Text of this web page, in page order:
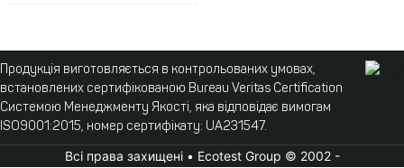
Продукція виготовляється в контрольованих умовах,
встановлених сертифікованою Bureau Veritas Certification
Системою Менеджменту Якості, яка відповідає вимогам
ISO9001:2015, номер сертифікату: UA231547.
Всі права захищені • Ecotest Group © 2002 -